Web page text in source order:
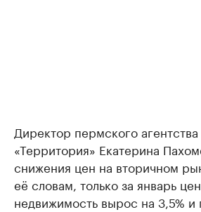
Директор пермского
«Территория» Екатерина
снижения цен на вторичном
её словам, только за январь
недвижимость вырос на 3,5%